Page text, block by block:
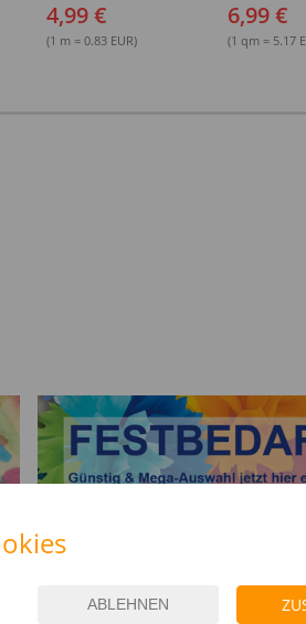
30x20cm Fähnchen, 6m
4,99 €
(1 m = 0.83 EUR)
6,99 €
(1 qm = 5.17